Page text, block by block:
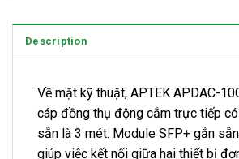
Description
Về mặt kỹ thuật, APTEK APDAC-
cáp đồng thụ động cắm trực tiếp
sẵn là 3 mét. Module SFP+ gắn
giúp việc kết nối giữa hai thiết bị